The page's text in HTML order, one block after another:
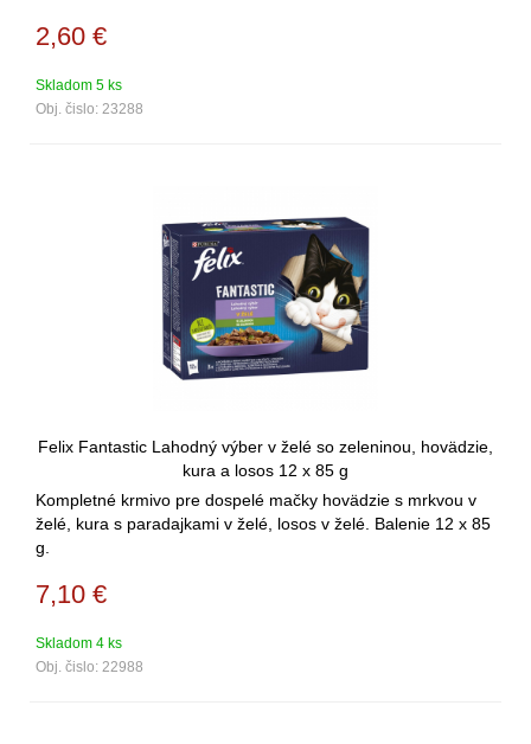
2,60 €
Skladom 5 ks
Obj. čislo: 23288
Felix Fantastic Lahodný výber v želé so zeleninou, hovädzie,
kura a losos 12 x 85 g
Kompletné krmivo pre dospelé mačky hovädzie s mrkvou v
želé, kura s paradajkami v želé, losos v želé. Balenie 12 x 85
g.
7,10 €
Skladom 4 ks
Obj. čislo: 22988